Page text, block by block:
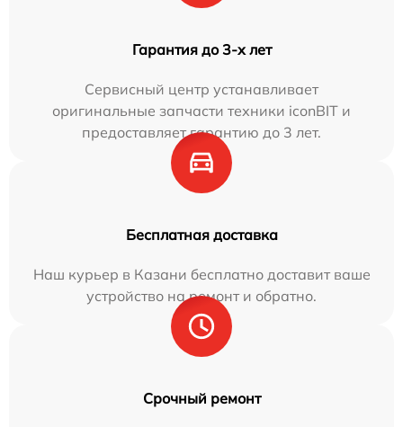
Гарантия до 3-х лет
Сервисный центр устанавливает
оригинальные запчасти техники iconBIT и
предоставляет гарантию до 3 лет.
Бесплатная доставка
Наш курьер в Казани бесплатно доставит ваше
устройство на ремонт и обратно.
Срочный ремонт